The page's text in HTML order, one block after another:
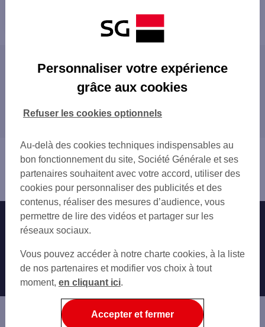
Les distributeurs/automates en France
LYON
NICE
NANTES
STRASBOURG
MONTPELLIER
BORDEAUX
LILLE
RENNES
LE HAVRE
SAINT-ETIENNE
TOULON
GRENOBLE
Tous nos distributeurs/automates en France
Trouver Votre agence SG
Trouver une agence bancaire
Distributeurs/automates
Nos engagements Nous contacter
Autres sites SG
Professionnels
Entreprises
Associations
Personnaliser votre expérience
grâce aux cookies
Au-delà des cookies techniques indispensables au
bon fonctionnement du site, Société Générale et ses
partenaires souhaitent avec votre accord, utiliser des
cookies pour personnaliser des publicités et des
contenus, réaliser des mesures d’audience, vous
permettre de lire des vidéos et partager sur les
réseaux sociaux.
Vous pouvez accéder à notre charte cookies, à la liste
de nos partenaires et modifier vos choix à tout
moment, en cliquant ici.
Refuser les cookies optionnels
Accepter et fermer